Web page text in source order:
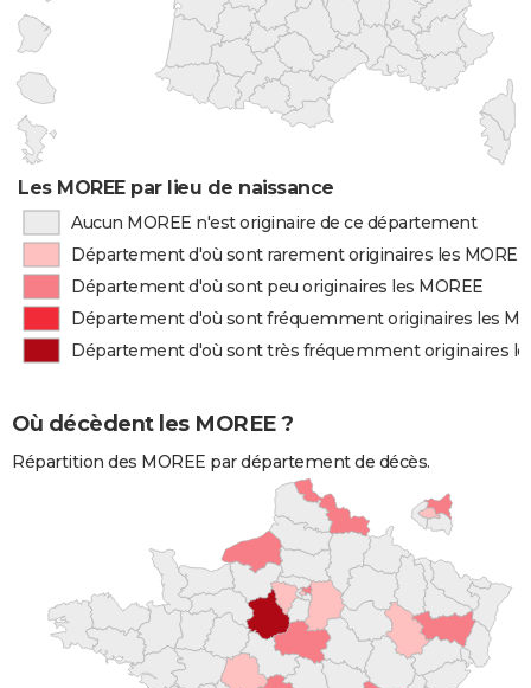
Les MOREE par lieu de naissance
Aucun MOREE n'est originaire de ce département
Département d'où sont rarement originaires les MOREE
Département d'où sont peu originaires les MOREE
Département d'où sont fréquemment originaires les
Département d'où sont très fréquemment originaires
Où décèdent les MOREE ?
Répartition des MOREE par département de décès.